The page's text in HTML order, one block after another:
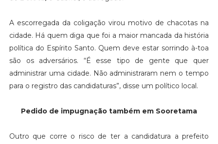
A escorregada da coligação virou motivo de chacotas na
cidade. Há quem diga que foi a maior mancada da história
política do Espírito Santo. Quem deve estar sorrindo à-toa
são os adversários. “É esse tipo de gente que quer
administrar uma cidade. Não administraram nem o tempo
para o registro das candidaturas”, disse um político local.
Pedido de impugnação também em Sooretama
Outro que corre o risco de ter a candidatura a prefeito